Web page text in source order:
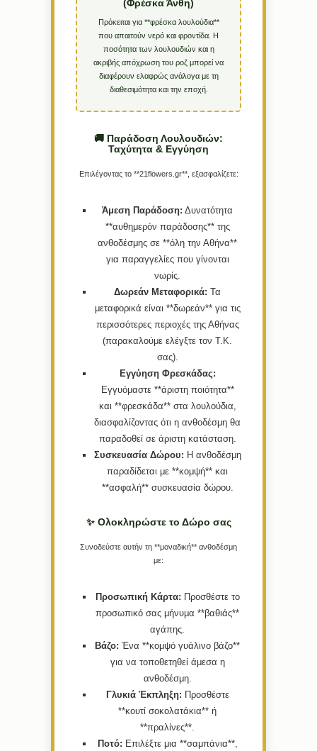
(Φρέσκα Άνθη)
Πρόκειται για **φρέσκα λουλούδια**
που απαιτούν νερό και φροντίδα. Η
ποσότητα των λουλουδιών και η
ακριβής απόχρωση του ροζ μπορεί να
διαφέρουν ελαφρώς ανάλογα με τη
διαθεσιμότητα και την εποχή.
🚚 Παράδοση Λουλουδιών:
Ταχύτητα & Εγγύηση
Επιλέγοντας το **21flowers.gr**, εξασφαλίζετε:
Άμεση Παράδοση: Δυνατότητα
**αυθημερόν παράδοσης** της
ανθοδέσμης σε **όλη την Αθήνα**
για παραγγελίες που γίνονται
νωρίς.
Δωρεάν Μεταφορικά: Τα
μεταφορικά είναι **δωρεάν** για τις
περισσότερες περιοχές της Αθήνας
(παρακαλούμε ελέγξτε τον Τ.Κ.
σας).
Εγγύηση Φρεσκάδας:
Εγγυόμαστε **άριστη ποιότητα**
και **φρεσκάδα** στα λουλούδια,
διασφαλίζοντας ότι η ανθοδέσμη θα
παραδοθεί σε άριστη κατάσταση.
Συσκευασία Δώρου: Η ανθοδέσμη
παραδίδεται με **κομψή** και
**ασφαλή** συσκευασία δώρου.
✨ Ολοκληρώστε το Δώρο σας
Συνοδεύστε αυτήν τη **μοναδική** ανθοδέσμη
με:
Προσωπική Κάρτα: Προσθέστε το
προσωπικό σας μήνυμα **βαθιάς**
αγάπης.
Βάζο: Ένα **κομψό γυάλινο βάζο**
για να τοποθετηθεί άμεσα η
ανθοδέσμη.
Γλυκιά Έκπληξη: Προσθέστε
**κουτί σοκολατάκια** ή
**πραλίνες**.
Ποτό: Επιλέξτε μια **σαμπάνια**,